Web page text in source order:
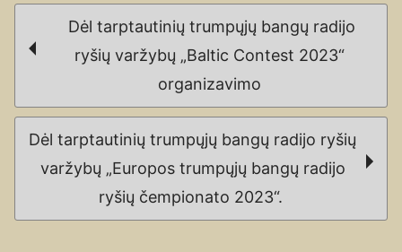
Post
navigation
Dėl tarptautinių trumpųjų bangų radijo
ryšių varžybų „Baltic Contest 2023“
organizavimo
Dėl tarptautinių trumpųjų bangų radijo ryšių
varžybų „Europos trumpųjų bangų radijo
ryšių čempionato 2023“.